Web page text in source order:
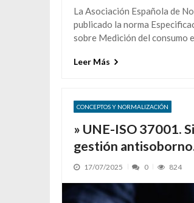
La Asociación Española de
publicado la norma
sobre Medición del consumo
Leer Más
CONCEPTOS Y NORMALIZACIÓN
» UNE-ISO 37001.
gestión
17/07/2025 0 824